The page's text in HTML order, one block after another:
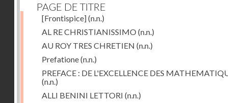
PAGE DE TITRE
[Frontispice](n.n.)
AL RE CHRISTIANISSIMO (n.n.)
AU ROY TRES CHRETIEN (n.n.)
Prefatione(n.n.)
PREFACE : DE L'EXCELLENCE DES
(n.n.)
ALLI BENINI LETTORI (n.n.)